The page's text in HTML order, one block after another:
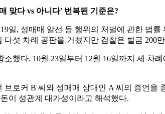
맞다 vs 아니다' 번복된 기준은?
일, 성매매 알선 등 행위의 처벌에 관한 법
다섯 차례 공판을 거쳤지만 검찰은 벌금 200
소했다. 10월 23일부터 12월 16일까지 세 차
브로커 B 씨와 성매매 상대인 A 씨의 증언을
이 성관계 대가성이라고 해석했다.